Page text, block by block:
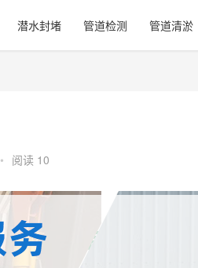
潜水封堵 管道检测 管道清淤
• 阅读 10